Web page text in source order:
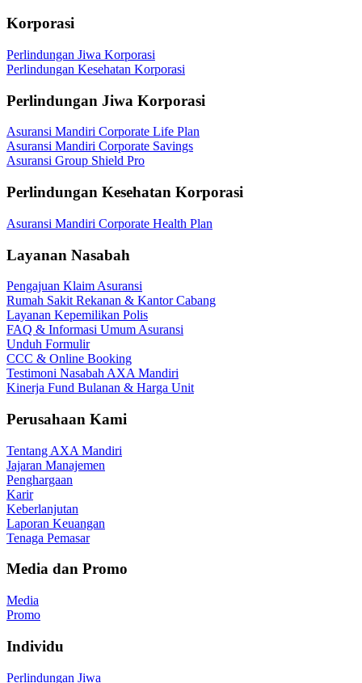
Korporasi
Perlindungan Jiwa Korporasi
Perlindungan Kesehatan Korporasi
Perlindungan Jiwa Korporasi
Asuransi Mandiri Corporate Life Plan
Asuransi Mandiri Corporate Savings
Asuransi Group Shield Pro
Perlindungan Kesehatan Korporasi
Asuransi Mandiri Corporate Health Plan
Layanan Nasabah
Pengajuan Klaim Asuransi
Rumah Sakit Rekanan & Kantor Cabang
Layanan Kepemilikan Polis
FAQ & Informasi Umum Asuransi
Unduh Formulir
CCC & Online Booking
Testimoni Nasabah AXA Mandiri
Kinerja Fund Bulanan & Harga Unit
Perusahaan Kami
Tentang AXA Mandiri
Jajaran Manajemen
Penghargaan
Karir
Keberlanjutan
Laporan Keuangan
Tenaga Pemasar
Media dan Promo
Media
Promo
Individu
Perlindungan Jiwa